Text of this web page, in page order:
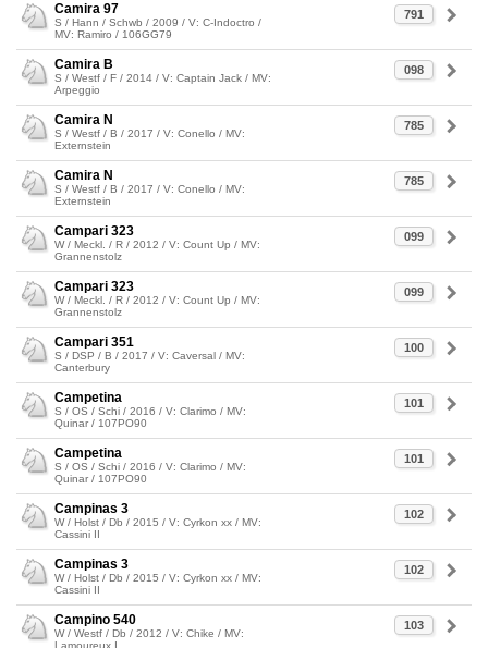
791
Camira 97
S / Hann / Schwb / 2009 / V: C-Indoctro /
MV: Ramiro / 106GG79
098
Camira B
S / Westf / F / 2014 / V: Captain Jack / MV:
Arpeggio
785
Camira N
S / Westf / B / 2017 / V: Conello / MV:
Externstein
785
Camira N
S / Westf / B / 2017 / V: Conello / MV:
Externstein
099
Campari 323
W / Meckl. / R / 2012 / V: Count Up / MV:
Grannenstolz
099
Campari 323
W / Meckl. / R / 2012 / V: Count Up / MV:
Grannenstolz
100
Campari 351
S / DSP / B / 2017 / V: Caversal / MV:
Canterbury
101
Campetina
S / OS / Schi / 2016 / V: Clarimo / MV:
Quinar / 107PO90
101
Campetina
S / OS / Schi / 2016 / V: Clarimo / MV:
Quinar / 107PO90
102
Campinas 3
W / Holst / Db / 2015 / V: Cyrkon xx / MV:
Cassini II
102
Campinas 3
W / Holst / Db / 2015 / V: Cyrkon xx / MV:
Cassini II
103
Campino 540
W / Westf / Db / 2012 / V: Chike / MV:
Lamoureux I